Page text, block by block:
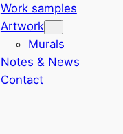
Work samples
Artwork
Murals
Notes & News
Contact